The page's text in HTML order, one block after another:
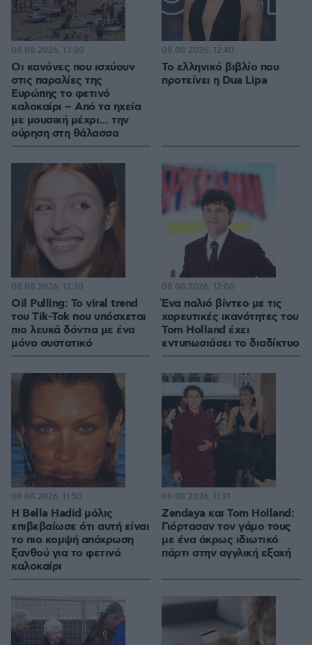
Οι κανόνες που ισχύουν
στις παραλίες της
Ευρώπης το φετινό
καλοκαίρι – Από τα ηχεία
με μουσική μέχρι… την
ούρηση στη θάλασσα
08.08.2026, 13:00
Το ελληνικό βιβλίο που
προτείνει η Dua Lipa
08.08.2026, 12:40
Oil Pulling: To viral trend
του Tik-Tok που υπόσχεται
πιο λευκά δόντια με ένα
μόνο συστατικό
08.08.2026, 12:30
Ένα παλιό βίντεο με τις
χορευτικές ικανότητες του
Tom Holland έχει
εντυπωσιάσει το διαδίκτυο
08.08.2026, 12:00
Η Bella Hadid μόλις
επιβεβαίωσε ότι αυτή είναι
το πιο κομψή απόχρωση
ξανθού για το φετινό
καλοκαίρι
08.08.2026, 11:50
Zendaya και Tom Holland:
Γιόρτασαν τον γάμο τους
με ένα άκρως ιδιωτικό
πάρτι στην αγγλική εξοχή
08.08.2026, 11:21